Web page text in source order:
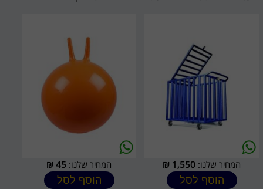
המחיר שלנו: 1,550
₪
הוסף לסל
המחיר שלנו: 45
₪
הוסף לסל